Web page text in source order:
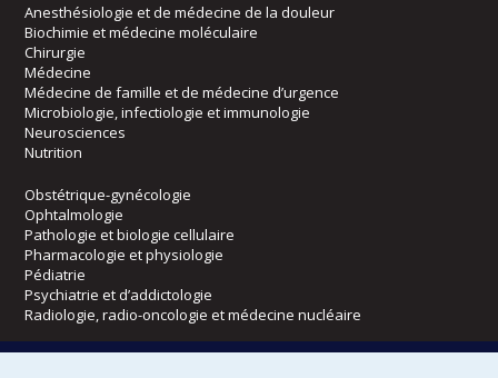
Anesthésiologie et de médecine de la douleur
Biochimie et médecine moléculaire
Chirurgie
Médecine
Médecine de famille et de médecine d’urgence
Microbiologie, infectiologie et immunologie
Neurosciences
Nutrition
Obstétrique-gynécologie
Ophtalmologie
Pathologie et biologie cellulaire
Pharmacologie et physiologie
Pédiatrie
Psychiatrie et d’addictologie
Radiologie, radio-oncologie et médecine nucléaire